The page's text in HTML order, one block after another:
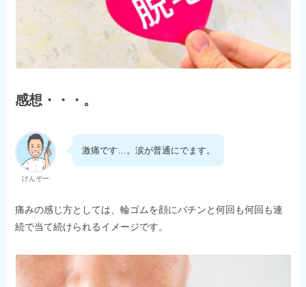
感想・・・。
けんぞー
激痛です…。涙が普通にでます。
痛みの感じ方としては、輪ゴムを顔にバチンと何回も何回も連
続で当て続けられるイメージです。